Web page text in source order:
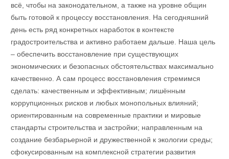
всё, чтобы на законодательном, а также на уровне общин
быть готовой к процессу восстановления. На сегодняшний
день есть ряд конкретных наработок в контексте
градостроительства и активно работаем дальше. Наша цель
– обеспечить восстановление при существующих
экономических и безопасных обстоятельствах максимально
качественно. А сам процесс восстановления стремимся
сделать: качественным и эффективным; лишённым
коррупционных рисков и любых монопольных влияний;
ориентированным на современные практики и мировые
стандарты строительства и застройки; направленным на
создание безбарьерной и дружественной к экологии среды;
сфокусированным на комплексной стратегии развития